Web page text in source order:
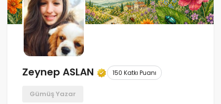
Zeynep ASLAN 150 Katkı Puanı
Gümüş Yazar